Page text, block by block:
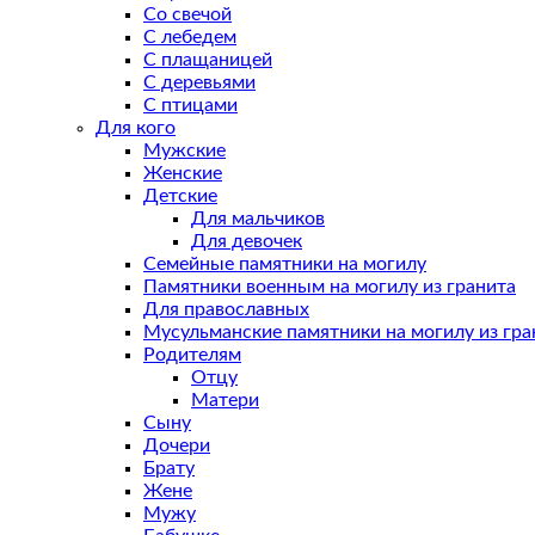
Со свечой
С лебедем
С плащаницей
С деревьями
С птицами
Для кого
Мужские
Женские
Детские
Для мальчиков
Для девочек
Семейные памятники на могилу
Памятники военным на могилу из гранита
Для православных
Мусульманские памятники на могилу из
Родителям
Отцу
Матери
Сыну
Дочери
Брату
Жене
Мужу